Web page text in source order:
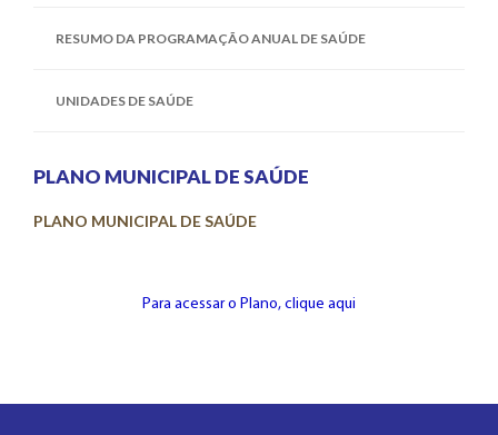
RESUMO DA PROGRAMAÇÃO ANUAL DE SAÚDE
UNIDADES DE SAÚDE
PLANO MUNICIPAL DE SAÚDE
PLANO MUNICIPAL DE SAÚDE
Para acessar o Plano, clique aqui